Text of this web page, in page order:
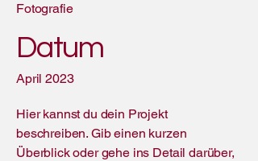
Fotografie
Datum
April 2023
Hier kannst du dein Projekt
beschreiben. Gib einen kurzen
Überblick oder gehe ins Detail darüber,